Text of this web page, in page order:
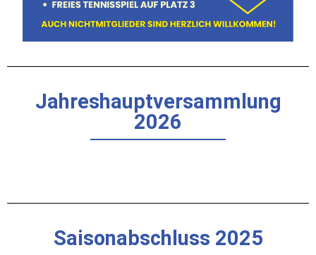
Jahreshauptversammlung
2026
Saisonabschluss 2025